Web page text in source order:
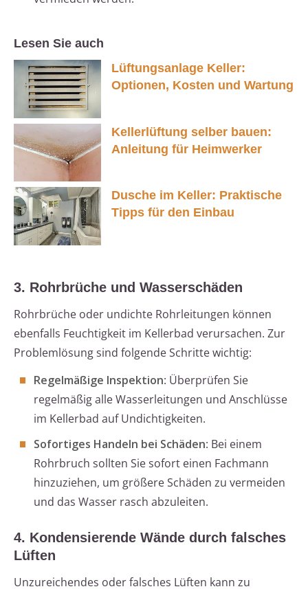
Lesen Sie auch
Lüftungsanlage Keller:
Optionen, Kosten und Wartung
Kellerlüftung selber bauen:
Anleitung für Heimwerker
Dusche im Keller: Praktische
Tipps für den Einbau
3. Rohrbrüche und Wasserschäden
Rohrbrüche oder undichte Rohrleitungen können
ebenfalls Feuchtigkeit im Kellerbad verursachen. Zur
Problemlösung sind folgende Schritte wichtig:
Regelmäßige Inspektion: Überprüfen Sie
regelmäßig alle Wasserleitungen und Anschlüsse
im Kellerbad auf Undichtigkeiten.
Sofortiges Handeln bei Schäden: Bei einem
Rohrbruch sollten Sie sofort einen Fachmann
hinzuziehen, um größere Schäden zu vermeiden
und das Wasser rasch abzuleiten.
4. Kondensierende Wände durch falsches
Lüften
Unzureichendes oder falsches Lüften kann zu